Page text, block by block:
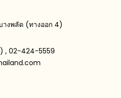
างพลัด (ทางออก 4)
, 02-424-5559